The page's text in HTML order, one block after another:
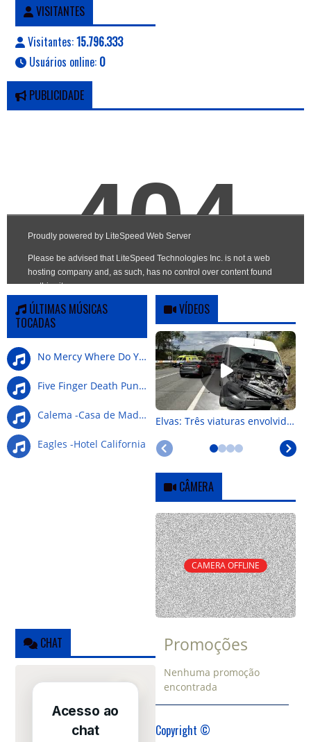
VISITANTES
Visitantes:15.796.333
Usuários online: 0
PUBLICIDADE
ÚLTIMAS MÚSICAS
TOCADAS
No Mercy Where Do You G
Five Finger Death Punch-Wrong Side Of Heaven
Calema -Casa de Madeira
Eagles -Hotel California
VÍDEOS
Elvas: Três viaturas envolvidas em colisão na Nacional 4
CÂMERA
CAMERA OFFLINE
CHAT Promoções
Nenhuma promoção
encontrada
Copyright ©